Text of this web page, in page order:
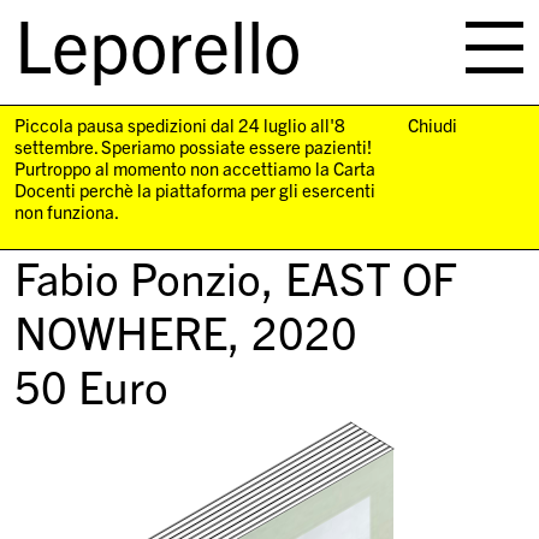
Leporello
navigation
Piccola pausa spedizioni dal 24 luglio all'8
settembre. Speriamo possiate essere pazienti!
Purtroppo al momento non accettiamo la Carta
Docenti perchè la piattaforma per gli esercenti
non funziona.
Chiudi
Fabio Ponzio, EAST OF
NOWHERE, 2020
50 Euro